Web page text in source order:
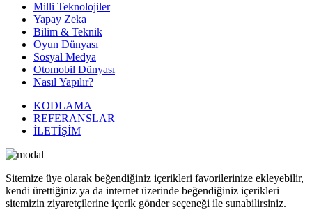
Milli Teknolojiler
Yapay Zeka
Bilim & Teknik
Oyun Dünyası
Sosyal Medya
Otomobil Dünyası
Nasıl Yapılır?
KODLAMA
REFERANSLAR
İLETİŞİM
Sitemize üye olarak beğendiğiniz içerikleri favorilerinize ekleyebilir,
kendi ürettiğiniz ya da internet üzerinde beğendiğiniz içerikleri
sitemizin ziyaretçilerine içerik gönder seçeneği ile sunabilirsiniz.